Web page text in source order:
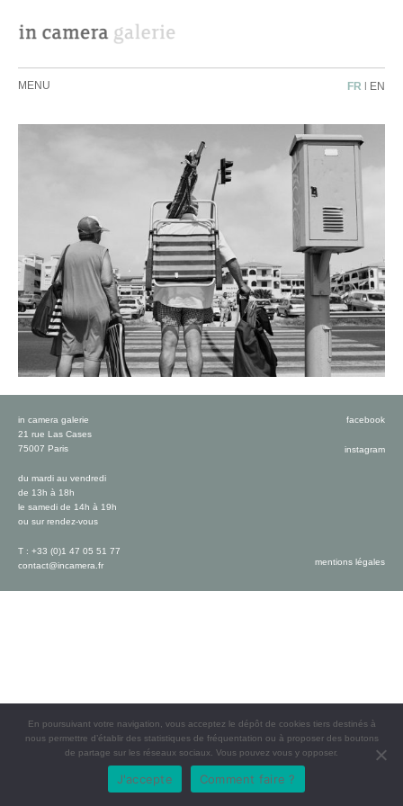
MENU FR | EN
in camera galerie
21 rue Las Cases
75007 Paris
du mardi au vendredi
de 13h à 18h
le samedi de 14h à 19h
ou sur rendez-vous
T : +33 (0)1 47 05 51 77
contact@incamera.fr
facebook
instagram
mentions légales
En poursuivant votre navigation, vous acceptez le dépôt de cookies tiers destinés à
nous permettre d’établir des statistiques de fréquentation ou à proposer des boutons
de partage sur les réseaux sociaux. Vous pouvez vous y opposer.
J'accepte Comment faire ?